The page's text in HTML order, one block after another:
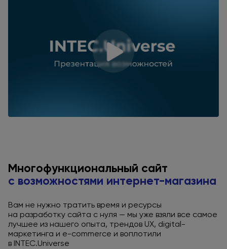
Многофункциональный сайт
с возможностями интернет-магазина
Вам не нужно тратить время и ресурсы
на разработку сайта с нуля — мы уже взяли все самое
лучшее из нашего опыта, трендов UX, digital-
маркетинга и e-commerce и воплотили
в INTEC.Universe